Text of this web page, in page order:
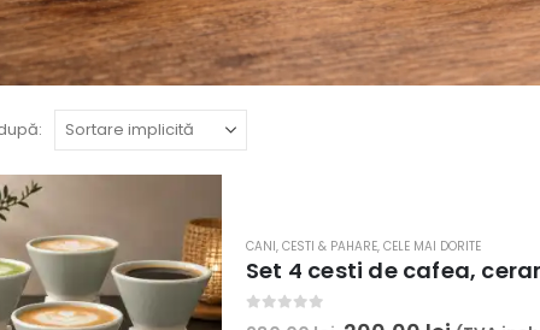
CANI, CESTI & PAHARE, CELE MAI DORITE
Set 4 cesti de cafea,